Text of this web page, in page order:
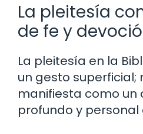
La pleitesía
de fe y
La pleitesía en la
un gesto superficial;
manifiesta como un
profundo y personal